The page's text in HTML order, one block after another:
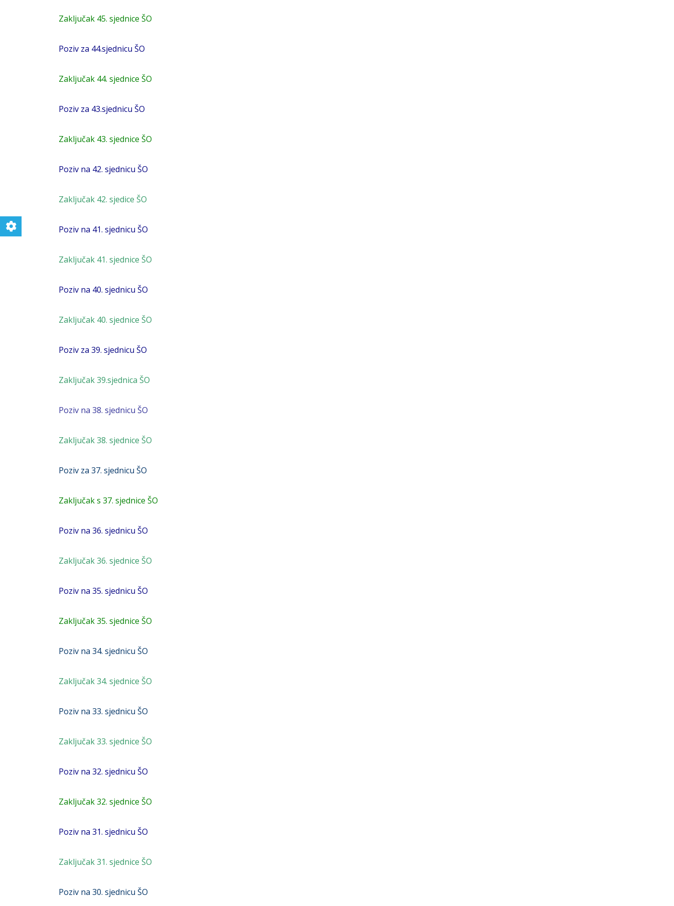
Zaključak 45. sjednice ŠO
Poziv za 44.sjednicu ŠO
Zaključak 44. sjednice ŠO
Poziv za 43.sjednicu ŠO
Zaključak 43. sjednice ŠO
Poziv na 42. sjednicu ŠO
Zaključak 42. sjedice ŠO
Poziv na 41. sjednicu ŠO
Zaključak 41. sjednice ŠO
Poziv na 40. sjednicu ŠO
Zaključak 40. sjednice ŠO
Poziv za 39. sjednicu ŠO
Zaključak 39.sjednica ŠO
Poziv na 38. sjednicu ŠO
Zaključak 38. sjednice ŠO
Poziv za 37. sjednicu ŠO
Zaključak s 37. sjednice ŠO
Poziv na 36. sjednicu ŠO
Zaključak 36. sjednice ŠO
Poziv na 35. sjednicu ŠO
Zaključak 35. sjednice ŠO
Poziv na 34. sjednicu ŠO
Zaključak 34. sjednice ŠO
Poziv na 33. sjednicu ŠO
Zaključak 33. sjednice ŠO
Poziv na 32. sjednicu ŠO
Zaključak 32. sjednice ŠO
Poziv na 31. sjednicu ŠO
Zaključak 31. sjednice ŠO
Poziv na 30. sjednicu ŠO